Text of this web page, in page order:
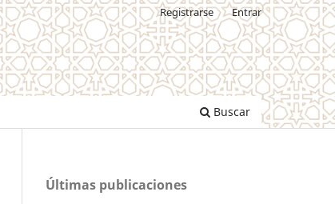
Buscar
Registrarse Entrar
Últimas publicaciones